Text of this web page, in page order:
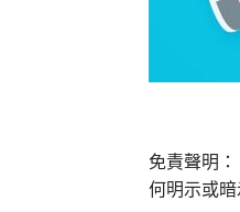
免責聲明
何明示或